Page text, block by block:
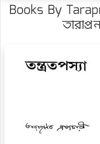
Books By